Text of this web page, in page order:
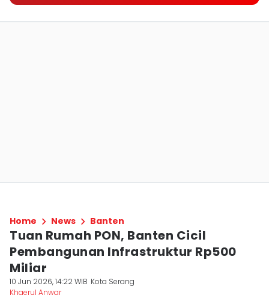
Home News Banten
Tuan Rumah PON, Banten Cicil
Pembangunan Infrastruktur Rp500
Miliar
10 Jun 2026, 14:22 WIB Kota Serang
Khaerul Anwar